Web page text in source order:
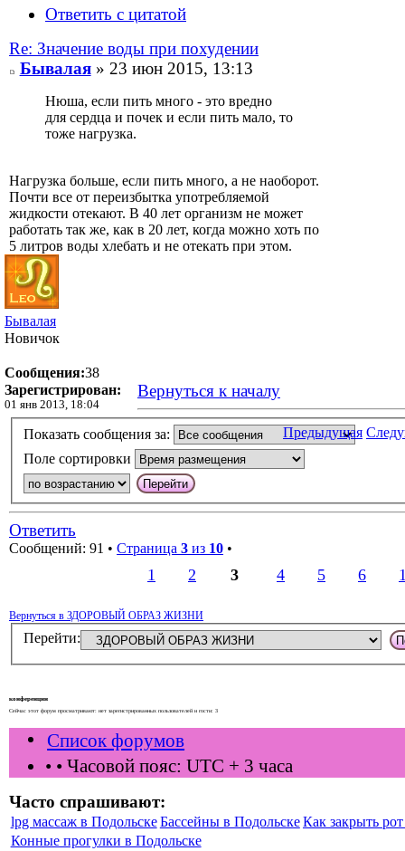
Ответить с цитатой
Re: Значение воды при похудении
Бывалая» 23 июн 2015, 13:13
Нюша, если пить много - это вредно
для сердца и почек и если пить мало, то
тоже нагрузка.
Нагрузка больше, если пить много, а не наоборот.
Почти все от переизбытка употребляемой
жидкости отекают. В 40 лет организм не может
работать так же, как в 20 лет, когда можно хоть по
5 литров воды хлебать и не отекать при этом.
Бывалая
Новичок
Сообщения:38
Зарегистрирован:
01 янв 2013, 18:04
Вернуться к началу
Предыдущая
Показать сообщения за:
Поле сортировки
Ответить
Сообщений: 91 • Страница 3 из 10 •
1 2 3 4 5 6
Вернуться в ЗДОРОВЫЙ ОБРАЗ ЖИЗНИ
Перейти:
конференции
Сейчас этот форум просматривают: нет зарегистрированных пользователей и гости: 3
Список форумов
• • Часовой пояс: UTC + 3 часа
Часто спрашивают:
lpg массаж в Подольске Бассейны в ПодольскеКак закрыть
Конные прогулки в Подольске